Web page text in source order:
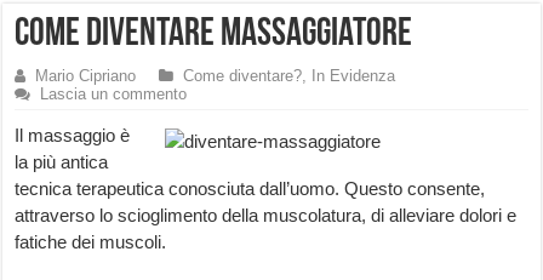
Come diventare Massaggiatore
Mario Cipriano Come diventare?,
In Evidenza
Lascia un commento
Il massaggio è
la più antica
tecnica terapeutica conosciuta dall’uomo. Questo consente,
attraverso lo scioglimento della muscolatura, di alleviare dolori e
fatiche dei muscoli.